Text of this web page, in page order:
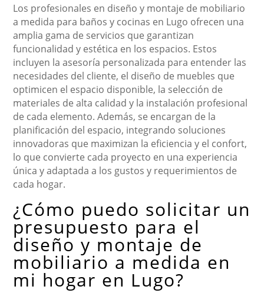
Los profesionales en diseño y montaje de mobiliario
a medida para baños y cocinas en Lugo ofrecen una
amplia gama de servicios que garantizan
funcionalidad y estética en los espacios. Estos
incluyen la asesoría personalizada para entender las
necesidades del cliente, el diseño de muebles que
optimicen el espacio disponible, la selección de
materiales de alta calidad y la instalación profesional
de cada elemento. Además, se encargan de la
planificación del espacio, integrando soluciones
innovadoras que maximizan la eficiencia y el confort,
lo que convierte cada proyecto en una experiencia
única y adaptada a los gustos y requerimientos de
cada hogar.
¿Cómo puedo solicitar un
presupuesto para el
diseño y montaje de
mobiliario a medida en
mi hogar en Lugo?